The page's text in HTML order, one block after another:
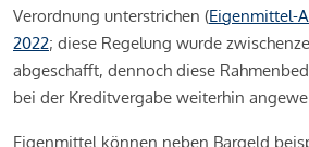
Verordnung unterstrichen (Eigenmittel-
2022; diese Regelung wurde
abgeschafft, dennoch diese
bei der Kreditvergabe weiterhin
Eigenmittel können neben Bargeld